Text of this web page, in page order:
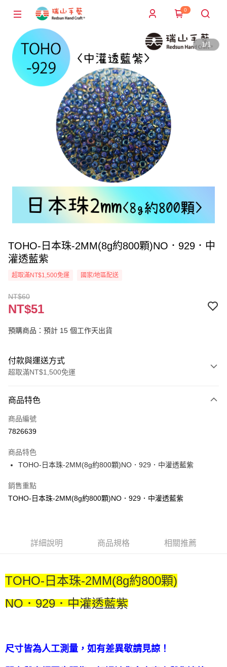
0
1/1
TOHO-日本珠-2MM(8g約800顆)NO．929．中
灌透藍紫
超取滿NT$1,500免運 國家/地區配送
NT$60
NT$51
預購商品：預計 15 個工作天出貨
付款與運送方式
超取滿NT$1,500免運
信用卡一次付款
超商取貨付款
街口支付
悠遊付
7-11取貨付款
每筆NT$60，滿NT$1,500(含以上)免運費
宅配 新竹物流
商品特色
商品編號
7826639
商品特色
TOHO-日本珠-2MM(8g約800顆)NO．929．中灌透藍紫
銷售重點
TOHO-日本珠-2MM(8g約800顆)NO．929．中灌透藍紫
詳細說明 商品規格 相關推薦
TOHO-日本珠-2MM(8g約800顆)
NO．929．中灌透藍紫
尺寸皆為人工測量，如有差異敬請見諒！